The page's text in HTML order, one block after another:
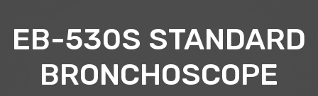
EB-530S STANDARD
BRONCHOSCOPE